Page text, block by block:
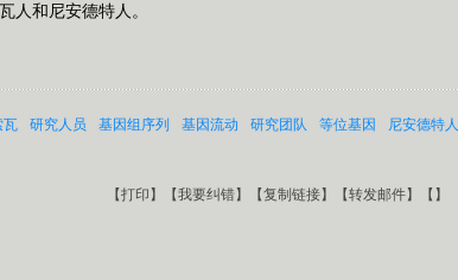
人和尼安德特人。
瓦 研究人员 基因组序列 基因流动 研究团队 等位基因 尼安德特人
【打印 】【我要纠错】【复制链接】【转发邮件】【 】